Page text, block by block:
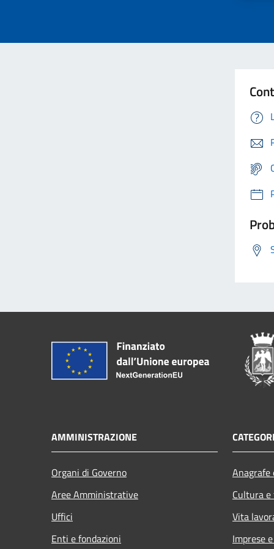
AMMINISTRAZIONE
Organi di Governo
Aree Amministrative
Uffici
Enti e fondazioni
Cultura
Vita
Imprese